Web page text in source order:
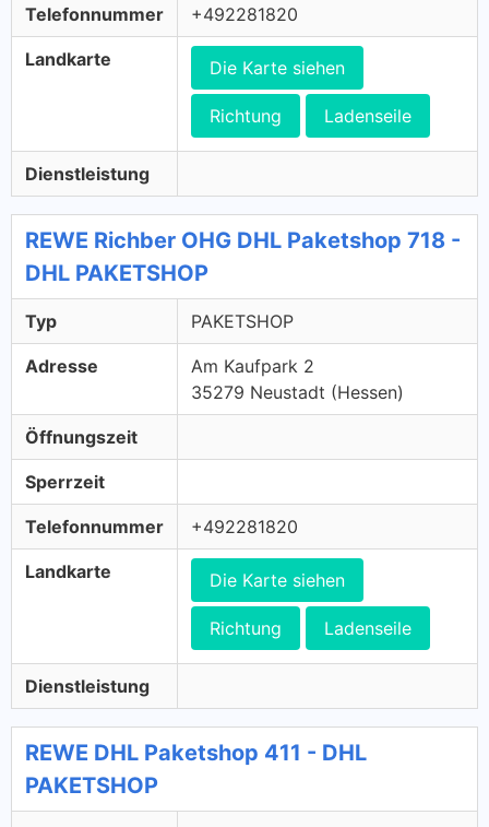
Telefonnummer +492281820
Landkarte Die Karte siehen
Richtung Ladenseile
Dienstleistung
REWE Richber OHG DHL Paketshop 718 -
DHL PAKETSHOP
Typ PAKETSHOP
Adresse
Am Kaufpark 2
35279 Neustadt (Hessen)
Öffnungszeit
Sperrzeit
Telefonnummer +492281820
Landkarte Die Karte siehen
Richtung Ladenseile
Dienstleistung
REWE DHL Paketshop 411 - DHL
PAKETSHOP